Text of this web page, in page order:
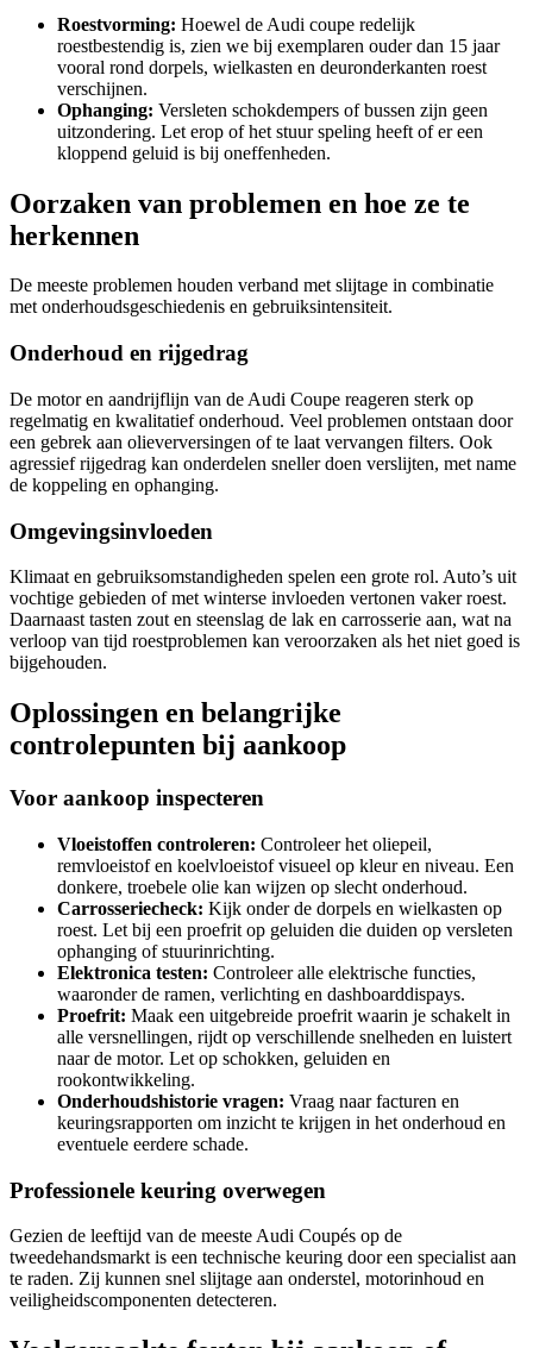
Roestvorming: Hoewel de Audi coupe redelijk
roestbestendig is, zien we bij exemplaren ouder dan 15 jaar
vooral rond dorpels, wielkasten en deuronderkanten roest
verschijnen.
Ophanging: Versleten schokdempers of bussen zijn geen
uitzondering. Let erop of het stuur speling heeft of er een
kloppend geluid is bij oneffenheden.
Oorzaken van problemen en hoe ze te
herkennen
De meeste problemen houden verband met slijtage in combinatie
met onderhoudsgeschiedenis en gebruiksintensiteit.
Onderhoud en rijgedrag
De motor en aandrijflijn van de Audi Coupe reageren sterk op
regelmatig en kwalitatief onderhoud. Veel problemen ontstaan door
een gebrek aan olieverversingen of te laat vervangen filters. Ook
agressief rijgedrag kan onderdelen sneller doen verslijten, met name
de koppeling en ophanging.
Omgevingsinvloeden
Klimaat en gebruiksomstandigheden spelen een grote rol. Auto’s uit
vochtige gebieden of met winterse invloeden vertonen vaker roest.
Daarnaast tasten zout en steenslag de lak en carrosserie aan, wat na
verloop van tijd roestproblemen kan veroorzaken als het niet goed is
bijgehouden.
Oplossingen en belangrijke
controlepunten bij aankoop
Voor aankoop inspecteren
Vloeistoffen controleren: Controleer het oliepeil,
remvloeistof en koelvloeistof visueel op kleur en niveau. Een
donkere, troebele olie kan wijzen op slecht onderhoud.
Carrosseriecheck: Kijk onder de dorpels en wielkasten op
roest. Let bij een proefrit op geluiden die duiden op versleten
ophanging of stuurinrichting.
Elektronica testen: Controleer alle elektrische functies,
waaronder de ramen, verlichting en dashboarddispays.
Proefrit: Maak een uitgebreide proefrit waarin je schakelt in
alle versnellingen, rijdt op verschillende snelheden en luistert
naar de motor. Let op schokken, geluiden en
rookontwikkeling.
Onderhoudshistorie vragen: Vraag naar facturen en
keuringsrapporten om inzicht te krijgen in het onderhoud en
eventuele eerdere schade.
Professionele keuring overwegen
Gezien de leeftijd van de meeste Audi Coupés op de
tweedehandsmarkt is een technische keuring door een specialist aan
te raden. Zij kunnen snel slijtage aan onderstel, motorinhoud en
veiligheidscomponenten detecteren.